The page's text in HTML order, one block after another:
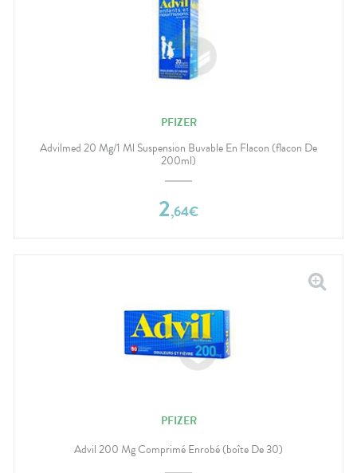
PFIZER
Advilmed 20 Mg/1 Ml Suspension Buvable En Flacon (flacon De
200ml)
2,64€
PFIZER
Advil 200 Mg Comprimé Enrobé (boîte De 30)